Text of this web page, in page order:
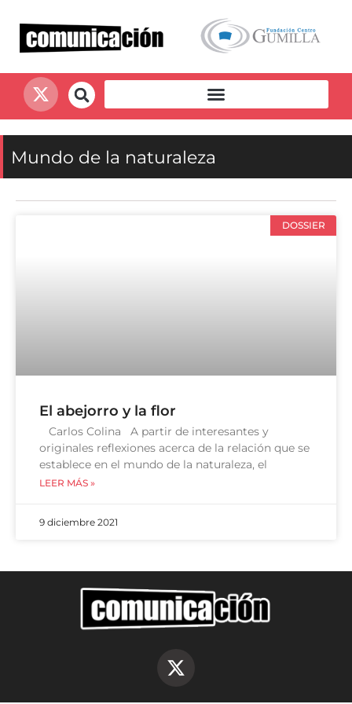
Mundo de la naturaleza
DOSSIER
El abejorro y la flor
Carlos Colina A partir de interesantes y
originales reflexiones acerca de la relación que se
establece en el mundo de la naturaleza, el
LEER MÁS »
9 diciembre 2021